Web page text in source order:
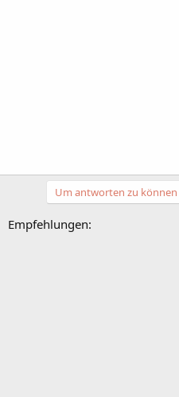
Um antworten zu
Empfehlungen: